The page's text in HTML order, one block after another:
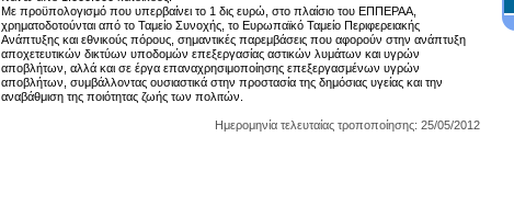
Με προϋπολογισμό που υπερβαίνει το 1 δις ευρώ, στο πλαίσιο του ΕΠΠΕΡΑΑ,
χρηματοδοτούνται από το Ταμείο Συνοχής, το Ευρωπαϊκό Ταμείο Περιφερειακής
Ανάπτυξης και εθνικούς πόρους, σημαντικές παρεμβάσεις που αφορούν στην ανάπτυξη
αποχετευτικών δικτύων υποδομών επεξεργασίας αστικών λυμάτων και υγρών
αποβλήτων, αλλά και σε έργα επαναχρησιμοποίησης επεξεργασμένων υγρών
αποβλήτων, συμβάλλοντας ουσιαστικά στην προστασία της δημόσιας υγείας και την
αναβάθμιση της ποιότητας ζωής των πολιτών.
Ημερομηνία τελευταίας τροποποίησης: 25/05/2012